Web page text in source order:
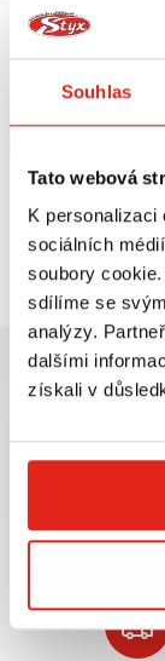
Souhlas
Tato webová
K
sociálních
soubory
sdílíme se
analýzy.
dalšími
získali v
1 689 Kč s DPH
Největší